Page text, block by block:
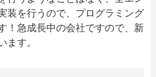
装を行うので、プログラミング
！急成長中の会社ですので、新
ます。